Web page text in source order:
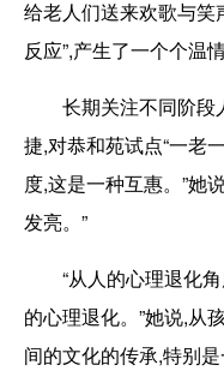
给老人们送来欢歌与笑
反应”,产生了一个个温
长期关注不同阶段
捷,对恭和苑试点“一老
度,这是一种互惠。”她
发亮。”
“从人的心理退化角
的心理退化。”她说,从
间的文化的传承,特别